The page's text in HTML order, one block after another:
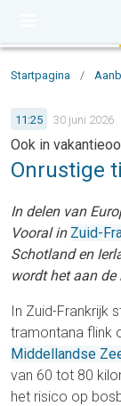
Startpagina /
11:25 30 juni 2026
Ook in
Onrustige
In delen van
Vooral in Zuid-
Schotland en
wordt het aan de
In Zuid-Frankrijk
tramontana flink
Middellandse
van 60 tot 80
het risico op